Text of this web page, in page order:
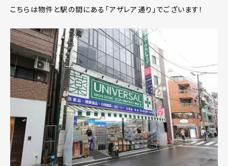
こちらは物件と駅の間にある「アザレア通り」でございます！